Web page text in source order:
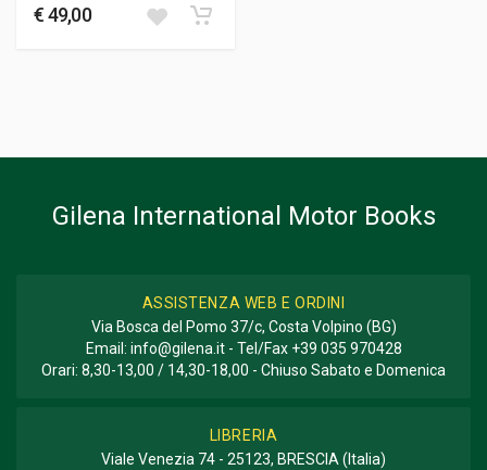
€ 49,00
Gilena International Motor Books
ASSISTENZA WEB E ORDINI
Via Bosca del Pomo 37/c, Costa Volpino (BG)
Email: info@gilena.it- Tel/Fax +39 035 970428
Orari: 8,30-13,00 / 14,30-18,00 - Chiuso Sabato e Domenica
LIBRERIA
Viale Venezia 74 - 25123, BRESCIA (Italia)